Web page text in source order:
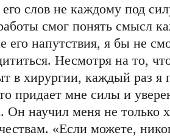
слов не каждому под
смог понять смысл
его напутствия, я бы не
Несмотря на то,
в хирургии, каждый раз я
придает мне силы и
Он научил меня не только
«Если можете,